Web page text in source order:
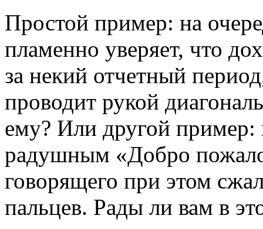
Простой пример: на
пламенно уверяет, что
за некий отчетный
проводит рукой
ему? Или другой пример:
радушным «Добро
говорящего при этом
пальцев. Рады ли вам в